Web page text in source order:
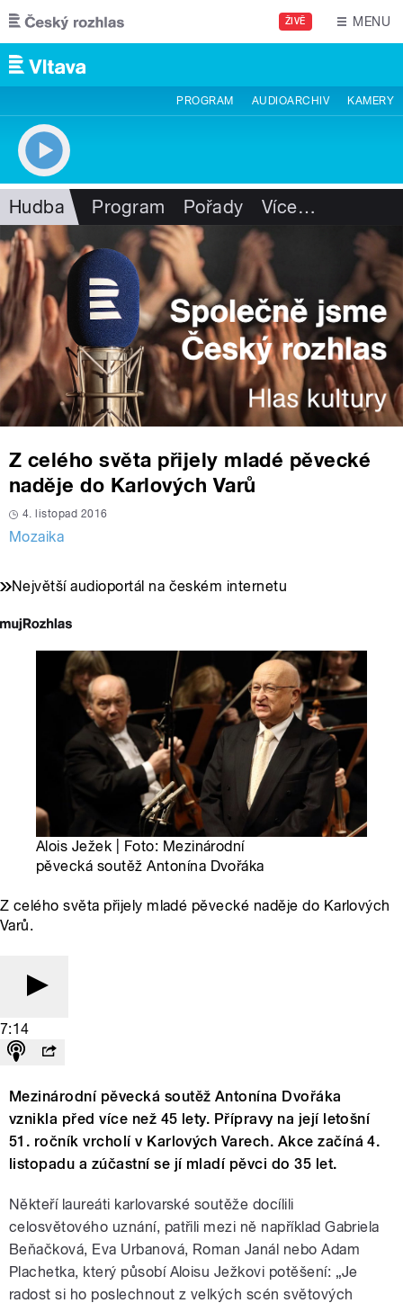
Přejít k hlavnímu obsahu
ŽIVĚ MENU
PROGRAM AUDIOARCHIV KAMERY
Hudba Program Pořady Více…
Z celého světa přijely mladé pěvecké
naděje do Karlových Varů
4. listopad 2016
Mozaika
Největší audioportál na českém internetu
Alois Ježek | Foto: Mezinárodní
pěvecká soutěž Antonína Dvořáka
Z celého světa přijely mladé pěvecké naděje do Karlových
Varů.
7:14
Mezinárodní pěvecká soutěž Antonína Dvořáka
vznikla před více než 45 lety. Přípravy na její letošní
51. ročník vrcholí v Karlových Varech. Akce začíná 4.
listopadu a zúčastní se jí mladí pěvci do 35 let.
Někteří laureáti karlovarské soutěže docílili
celosvětového uznání, patřili mezi ně například Gabriela
Beňačková, Eva Urbanová, Roman Janál nebo Adam
Plachetka, který působí Aloisu Ježkovi potěšení: „Je
radost si ho poslechnout z velkých scén světových